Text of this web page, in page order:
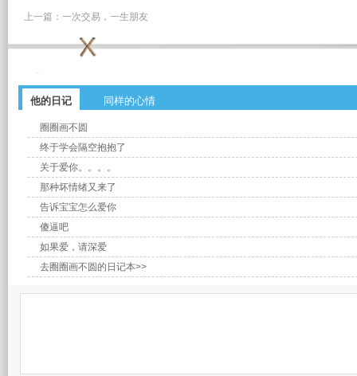
上一篇： 一次交易，一生朋友
他的日记 同样的心情
圈圈画不圆
终于学会隔空抱抱了
关于爱你。。。。
那种坏情绪又来了
告诉宝宝怎么爱你
傻逼吧
如果爱，请深爱
去圈圈画不圆的日记本>>